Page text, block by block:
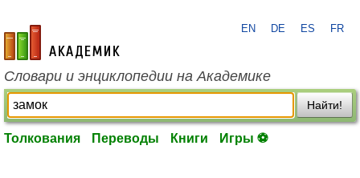
academic.ru
EN DE ES FR
Словари и энциклопедии на Академике
Найти!
Толкования Переводы Книги Игры ⚽